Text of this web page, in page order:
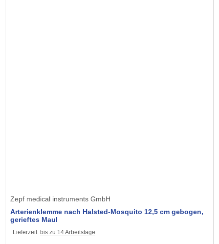
Zepf medical instruments GmbH
Arterienklemme nach Halsted-Mosquito 12,5 cm gebogen,
gerieftes Maul
Lieferzeit: bis zu 14 Arbeitstage